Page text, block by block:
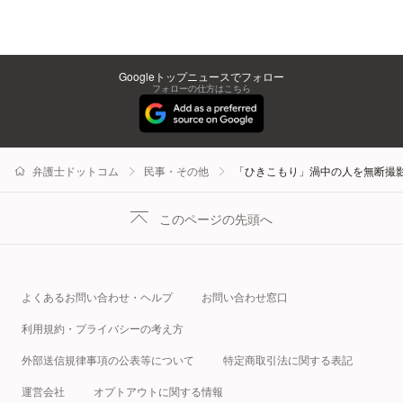
Googleトップニュースでフォロー
フォローの仕方はこちら
弁護士ドットコム 民事・その他 「ひきこもり」渦中の人を無断
このページの先頭へ
よくあるお問い合わせ・ヘルプ お問い合わせ窓口
利用規約・プライバシーの考え方
外部送信規律事項の公表等について 特定商取引法に関する表記
運営会社 オプトアウトに関する情報